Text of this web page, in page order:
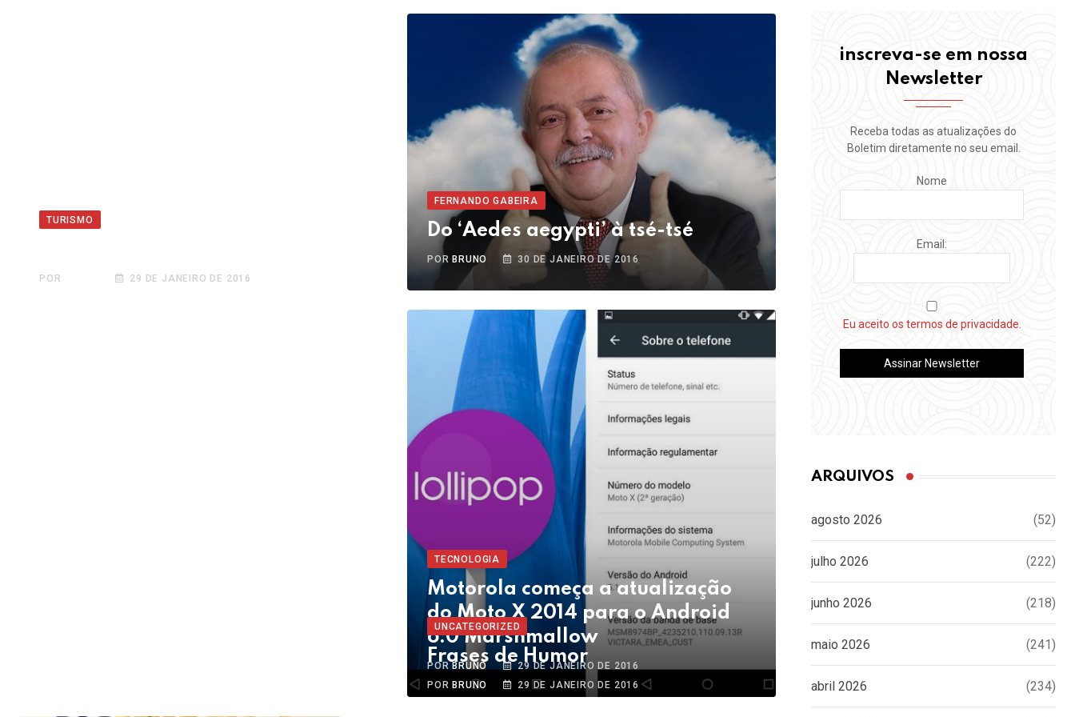
FERNANDO GABEIRA
Do ‘Aedes aegypti’ à tsé-tsé
POR BRUNO 30 DE JANEIRO DE 2016
TURISMO
POR 29 DE JANEIRO DE 2016
TECNOLOGIA
Motorola começa a atualização
do Moto X 2014 para o Android
6.0 Marshmallow
POR BRUNO 29 DE JANEIRO DE 2016
UNCATEGORIZED
Frases de Humor
POR BRUNO 29 DE JANEIRO DE 2016
inscreva-se em nossa
Newsletter
Receba todas as atualizações do
Boletim diretamente no seu email.
Nome
Email:
Eu aceito os termos de privacidade.
ARQUIVOS
agosto 2026 (52)
julho 2026 (222)
junho 2026 (218)
maio 2026 (241)
abril 2026 (234)